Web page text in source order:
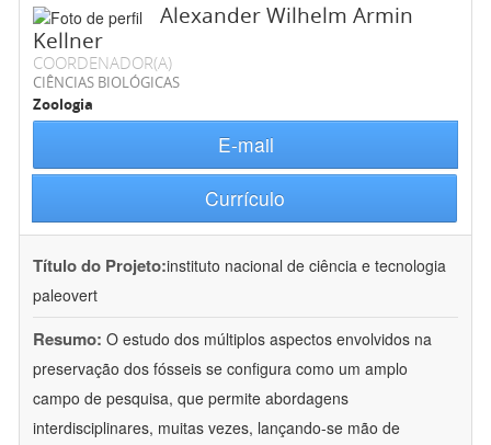
Alexander Wilhelm Armin
Kellner
COORDENADOR(A)
CIÊNCIAS BIOLÓGICAS
Zoologia
E-mail
Currículo
Título do Projeto:instituto nacional de ciência e tecnologia
paleovert
Resumo: O estudo dos múltiplos aspectos envolvidos na
preservação dos fósseis se configura como um amplo
campo de pesquisa, que permite abordagens
interdisciplinares, muitas vezes, lançando-se mão de